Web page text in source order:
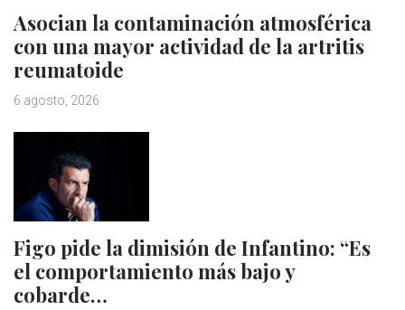
Asocian la contaminación atmosférica
con una mayor actividad de la artritis
reumatoide
6 agosto, 2026
Figo pide la dimisión de Infantino: “Es
el comportamiento más bajo y
cobarde…